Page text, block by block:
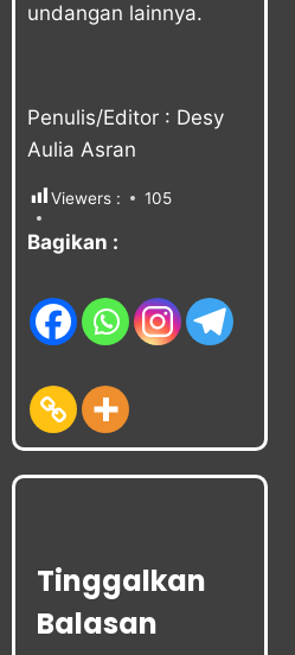
undangan lainnya.
Penulis/Editor : Desy
Aulia Asran
Viewers : 105
Bagikan :
Tinggalkan
Balasan